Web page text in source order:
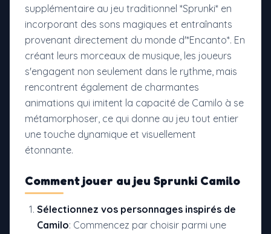
supplémentaire au jeu traditionnel *Sprunki* en
incorporant des sons magiques et entraînants
provenant directement du monde d'*Encanto*. En
créant leurs morceaux de musique, les joueurs
s'engagent non seulement dans le rythme, mais
rencontrent également de charmantes
animations qui imitent la capacité de Camilo à se
métamorphoser, ce qui donne au jeu tout entier
une touche dynamique et visuellement
étonnante.
Comment jouer aujeu Sprunki Camilo
Sélectionnez vos personnages inspirés de
Camilo: Commencez par choisir parmi une